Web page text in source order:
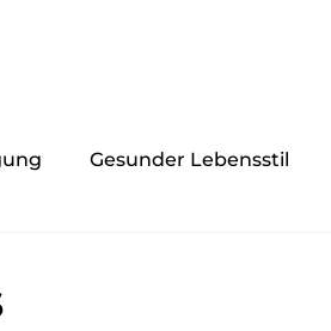
Gesunder Lebensstil